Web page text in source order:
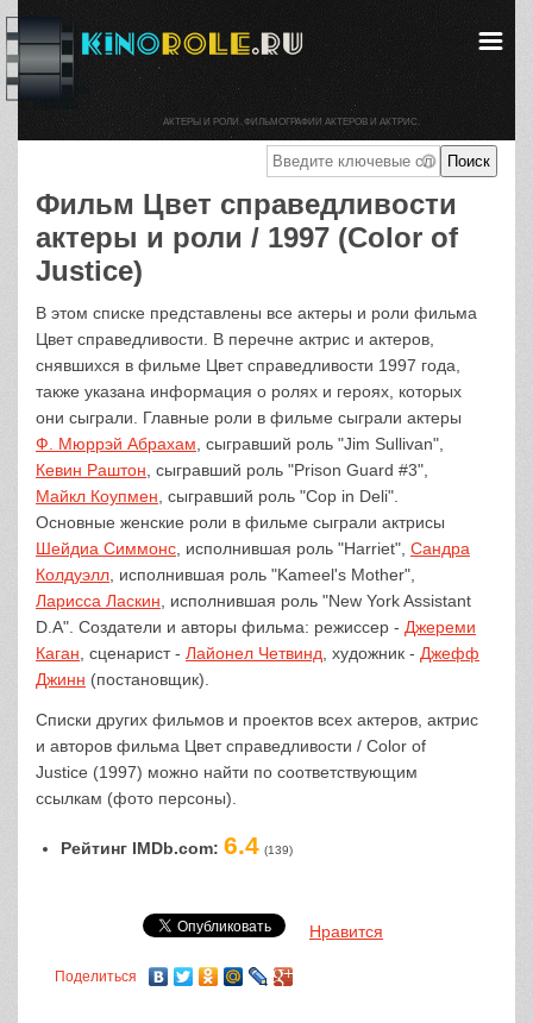
Фильм Цвет справедливости
актеры и роли / 1997 (Color of
Justice)
В этом списке представлены все актеры и роли фильма
Цвет справедливости. В перечне актрис и актеров,
снявшихся в фильме Цвет справедливости 1997 года,
также указана информация о ролях и героях, которых
они сыграли. Главные роли в фильме сыграли актеры
Ф. Мюррэй Абрахам , сыгравший роль "Jim Sullivan",
Кевин Раштон , сыгравший роль "Prison Guard #3",
Майкл Коупмен , сыгравший роль "Cop in Deli".
Основные женские роли в фильме сыграли актрисы
Шейдиа Симмонс , исполнившая роль "Harriet", Сандра
Колдуэлл , исполнившая роль "Kameel's Mother",
Ларисса Ласкин , исполнившая роль "New York Assistant
D.A". Создатели и авторы фильма: режиссер - Джереми
Каган , сценарист - Лайонел Четвинд , художник - Джефф
Джинн (постановщик).
Списки других фильмов и проектов всех актеров, актрис
и авторов фильма Цвет справедливости / Color of
Justice (1997) можно найти по соответствующим
ссылкам (фото персоны).
Рейтинг IMDb.com: 6.4 (139)
Нравится
Поделиться
АКТЕРЫ И РОЛИ. ФИЛЬМОГРАФИИ АКТЕРОВ И АКТРИС.